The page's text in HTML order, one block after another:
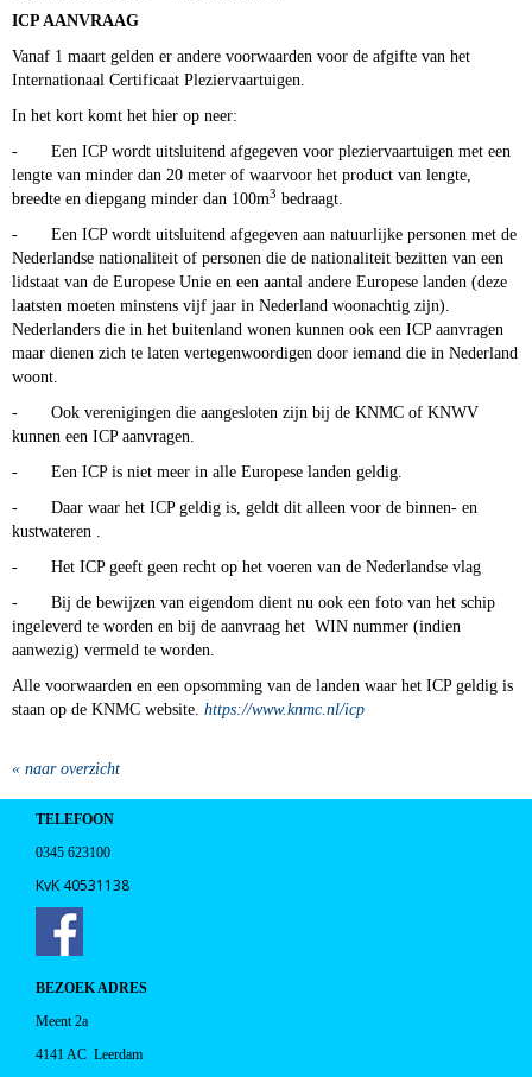
ICP AANVRAAG
Vanaf 1 maart gelden er andere voorwaarden voor de afgifte van het
Internationaal Certificaat Pleziervaartuigen.
In het kort komt het hier op neer:
- Een ICP wordt uitsluitend afgegeven voor pleziervaartuigen met een
lengte van minder dan 20 meter of waarvoor het product van lengte,
breedte en diepgang minder dan 100m3 bedraagt.
- Een ICP wordt uitsluitend afgegeven aan natuurlijke personen met de
Nederlandse nationaliteit of personen die de nationaliteit bezitten van een
lidstaat van de Europese Unie en een aantal andere Europese landen (deze
laatsten moeten minstens vijf jaar in Nederland woonachtig zijn).
Nederlanders die in het buitenland wonen kunnen ook een ICP aanvragen
maar dienen zich te laten vertegenwoordigen door iemand die in Nederland
woont.
- Ook verenigingen die aangesloten zijn bij de KNMC of KNWV
kunnen een ICP aanvragen.
- Een ICP is niet meer in alle Europese landen geldig.
- Daar waar het ICP geldig is, geldt dit alleen voor de binnen- en
kustwateren .
- Het ICP geeft geen recht op het voeren van de Nederlandse vlag
- Bij de bewijzen van eigendom dient nu ook een foto van het schip
ingeleverd te worden en bij de aanvraag het WIN nummer (indien
aanwezig) vermeld te worden.
Alle voorwaarden en een opsomming van de landen waar het ICP geldig is
staan op de KNMC website. https://www.knmc.nl/icp
« naar overzicht
TELEFOON
0345 623100
KvK 40531138
BEZOEK ADRES
Meent 2a
4141 AC Leerdam